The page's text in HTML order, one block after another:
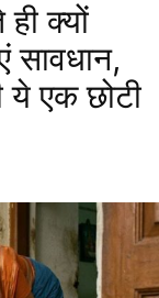
क्यों
सावधान,
एक छोटी